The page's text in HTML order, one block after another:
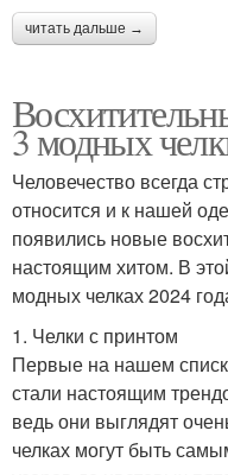
читать дальше →
3 модных
Человечество всегда
относится и к нашей
появились новые
настоящим хитом. В
модных челках 2024
1. Челки с принтом
Первые на нашем
стали настоящим
ведь они выглядят
челках могут быть